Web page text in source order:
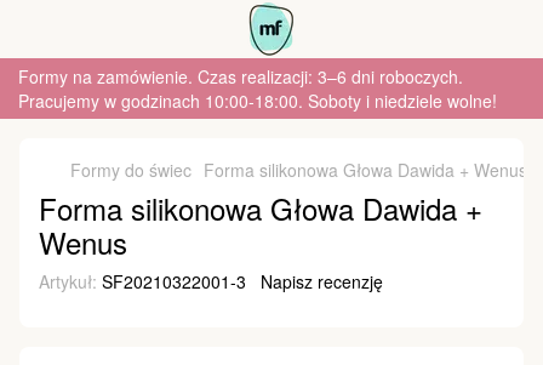
Formy na zamówienie. Czas realizacji: 3–6 dni roboczych.
Pracujemy w godzinach 10:00-18:00. Soboty i niedziele wolne!
Formy do świec Forma silikonowa Głowa Dawida + Wenus
Forma silikonowa Głowa Dawida +
Wenus
Artykuł: SF20210322001-3 Napisz recenzję